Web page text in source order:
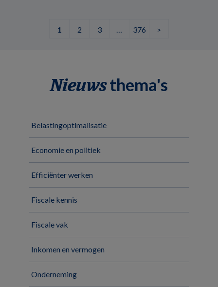
1 2 3 … 376 >
Nieuwsthema's
Belastingoptimalisatie
Economie en politiek
Efficiënter werken
Fiscale kennis
Fiscale vak
Inkomen en vermogen
Onderneming